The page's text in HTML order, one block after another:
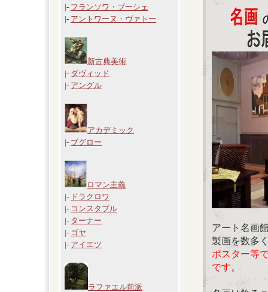
|- フランソワ・ブーシェ
|- アントワーヌ・ヴァトー
新古典美術
|- ダヴィッド
|- アングル
アカデミック
|- ブグロー
ロマン主義
|- ドラクロワ
|- コンスタブル
|- ターナー
|- ゴヤ
|- アイエツ
ラファエル前派
アート名画
製画を数多
ポスター等
です。